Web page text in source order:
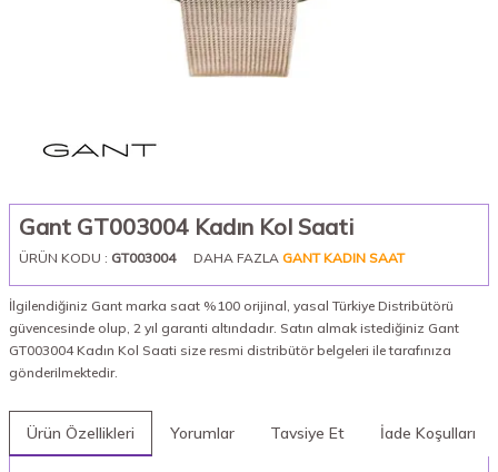
Gant GT003004 Kadın Kol Saati
ÜRÜN KODU : GT003004 DAHA FAZLA GANT KADIN SAAT
İlgilendiğiniz Gant marka saat %100 orijinal, yasal Türkiye Distribütörü
güvencesinde olup, 2 yıl garanti altındadır. Satın almak istediğiniz Gant
GT003004 Kadın Kol Saati size resmi distribütör belgeleri ile tarafınıza
gönderilmektedir.
Ürün Özellikleri Yorumlar Tavsiye Et İade Koşulları